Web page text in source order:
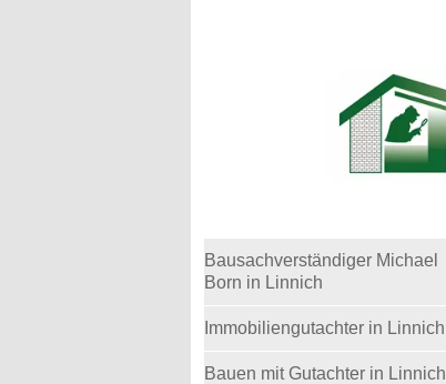
Bausachverständiger Michael
Born in Linnich
Immobiliengutachter in Linnich
Bauen mit Gutachter in Linnich